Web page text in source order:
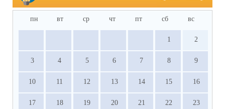
пн вт ср чт пт сб вс
1 2
3 4 5 6 7 8 9
10 11 12 13 14 15 16
17 18 19 20 21 22 23